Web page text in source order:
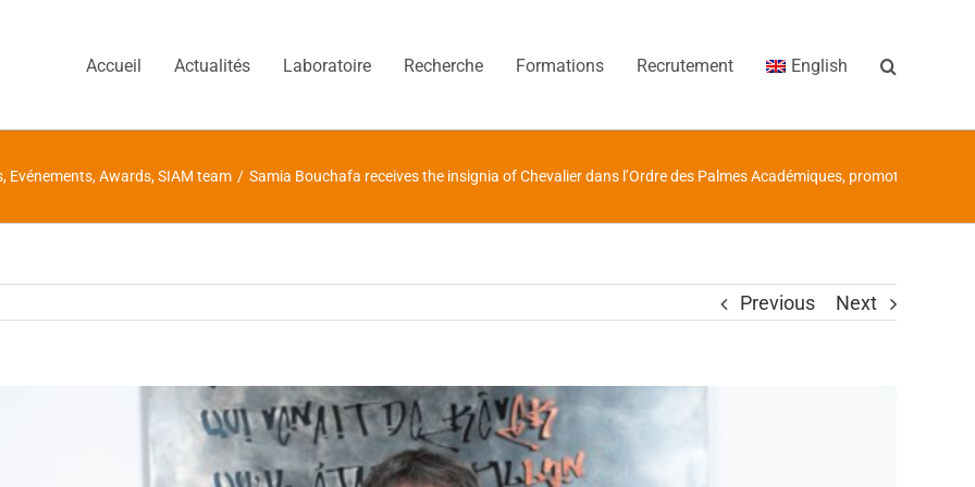
Accueil Actualités Laboratoire Recherche Formations Recrutement English
, Evénements,Awards,SIAM team / Samia Bouchafa receives the insignia of Chevalier dans l’Ordre des Palmes Académiques, promotion July
Previous Next